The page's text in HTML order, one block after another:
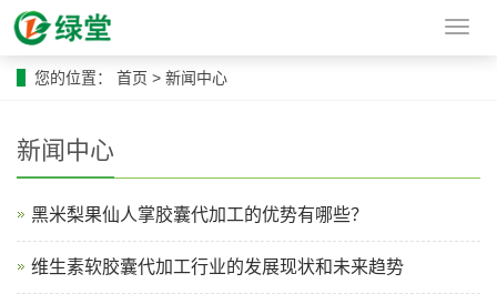
导
您的位置： 首页 > 新闻中心
新闻中心
黑米梨果仙人掌胶囊代加工的优势有哪些？
维生素软胶囊代加工行业的发展现状和未来趋势